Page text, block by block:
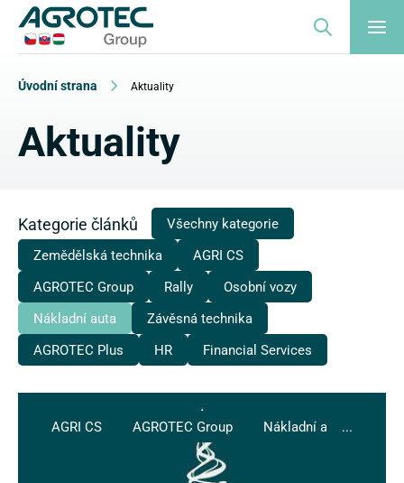
Úvodní strana Aktuality
Aktuality
Kategorie článků
Všechny kategorie
Zemědělská technika
AGRI CS
AGROTEC Group
Rally
Osobní vozy
Nákladní auta
Závěsná technika
AGROTEC Plus
HR Financial Services
AGRI CS AGROTEC Group Nákladní auta...